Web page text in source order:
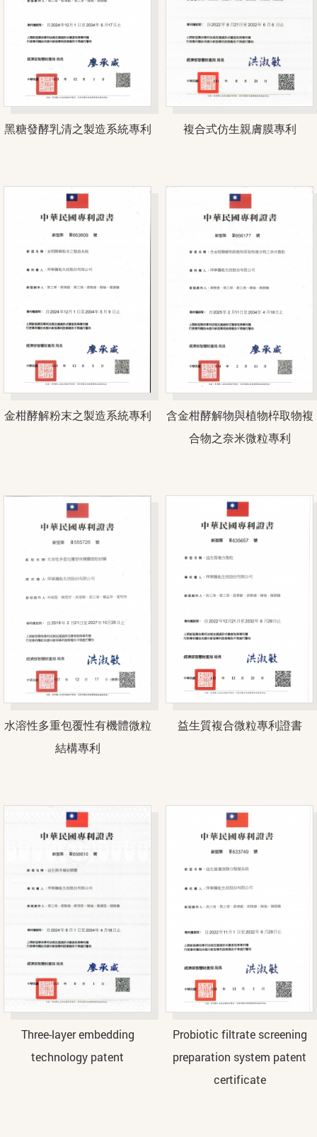
黑糖發酵乳清之製造系統專利 複合式仿生親膚膜專利
金柑酵解粉末之製造系統專利
含金柑酵解物與植物椊取物複
合物之奈米微粒專利
水溶性多重包覆性有機體微粒
結構專利
益生質複合微粒專利證書
Three-layer embedding
technology patent
Probiotic filtrate screening
preparation system patent
certificate